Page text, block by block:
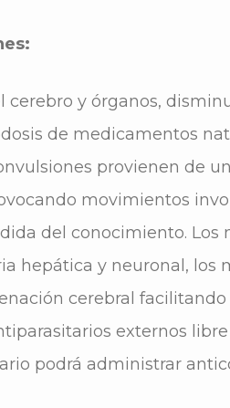
y órganos,
de medicamentos
provienen de
movimientos
del conocimiento.
hepática y neuronal,
cerebral
externos
podrá administrar